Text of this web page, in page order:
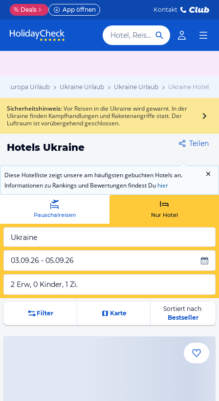
% Deals App öffnen Kontakt
Hotel, Reiseziel
Europa Urlaub Ukraine Urlaub Ukraine Urlaub Ukraine Hotels
Sicherheitshinweis:Vor Reisen in die Ukraine wird gewarnt. In der
Ukraine finden Kampfhandlungen und Raketenangriffe statt. Der
Luftraum ist vorübergehend geschlossen.
Hotels Ukraine Teilen
Diese Hotelliste zeigt unsere am häufigsten gebuchten Hotels an.
Informationen zu Rankings und Bewertungen findest Du hier
Pauschalreisen Nur Hotel
Ukraine
03.09.26 - 05.09.26
2 Erw, 0 Kinder, 1 Zi.
Filter Karte
Sortiert nach:
Bestseller